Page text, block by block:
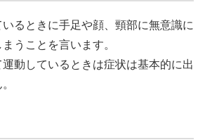
るときに手足や顔、頸部に無意識に
うことを言います。
動しているときは症状は基本的に出